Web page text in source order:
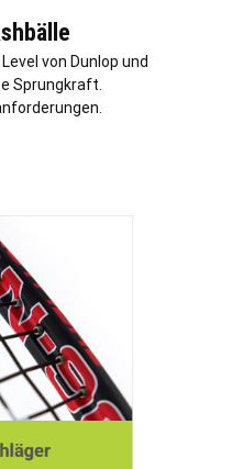
von Dunlop und
Sprungkraft.